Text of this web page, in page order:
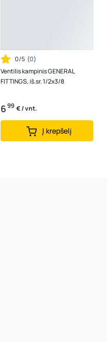
0/5 (0)
Ventilis kampinis GENERAL
FITTINGS, iš.sr. 1/2x3/8
699 € / vnt.
Į krepšelį